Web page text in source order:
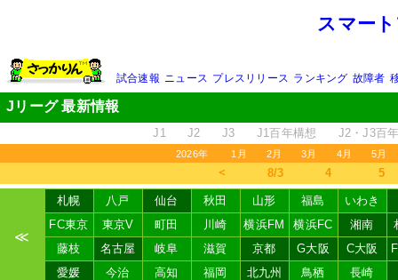
スマー
試合速報 ニュース プレスリリース ランキング 故障者
Jリーグ 最新情報
J1 J2 J3 J1百年構想 J2・J3百
2026年 1月 2月 3月 4月 5月
＜ 8/3 4 5
≪
札幌 八戸 仙台 秋田 山形 福島
いわき
FC東京
東京V 町田 川崎 横浜FM 横浜FC 湘南
藤枝
名古屋 岐阜 滋賀 京都 G大阪 C大阪
愛媛
今治 高知 福岡 北九州 鳥栖 長崎